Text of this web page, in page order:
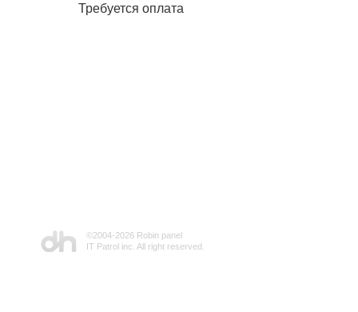
Требуется оплата
©2004-2026 Robin panel
IT Patrol inc. All right reserved.